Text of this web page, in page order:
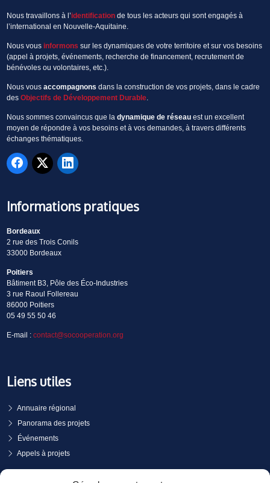
Nous travaillons à l’identificationde tous les acteurs qui sont engagés à
l’international en Nouvelle-Aquitaine.
Nous vous informons sur les dynamiques de votre territoire et sur vos besoins
(appel à projets, événements, recherche de financement, recrutement de
bénévoles ou volontaires, etc.).
Nous vous accompagnons dans la construction de vos projets, dans le cadre
des Objectifs de Développement Durable.
Nous sommes convaincus que la dynamique de réseauest un excellent
moyen de répondre à vos besoins et à vos demandes, à travers différents
échanges thématiques.
Informations pratiques
Bordeaux
2 rue des Trois Conils
33000 Bordeaux
Poitiers
Bâtiment B3, Pôle des Éco-Industries
3 rue Raoul Follereau
86000 Poitiers
05 49 55 50 46
E-mail : contact@socooperation.org
Liens utiles
Annuaire régional
Panorama des projets
Événements
Appels à projets